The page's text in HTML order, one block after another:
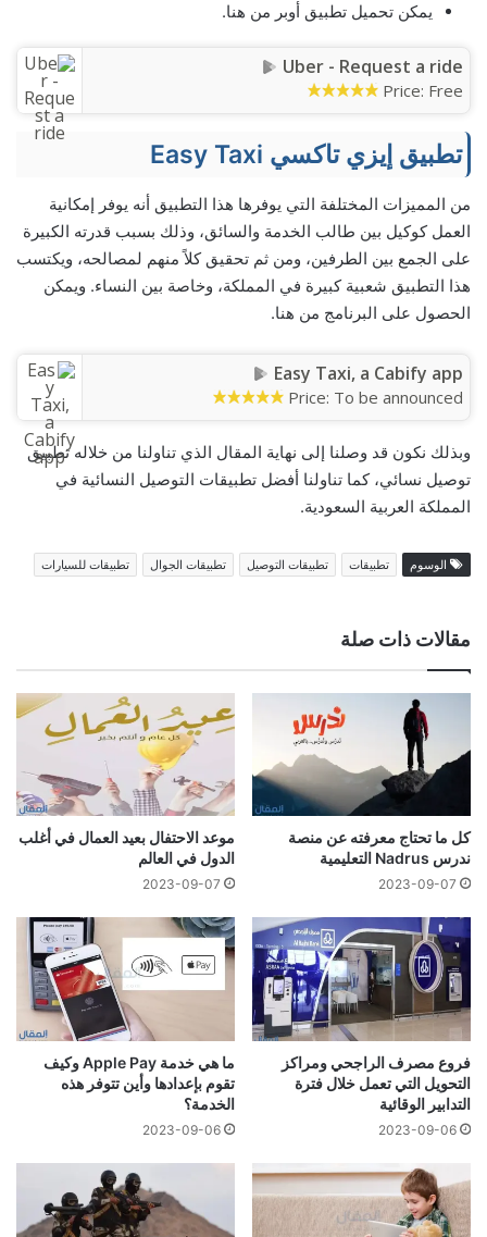
يمكن تحميل تطبيق أوبر من هنا.
Uber - Request a ride
Price: Free
تطبيق إيزي تاكسي Easy Taxi
من المميزات المختلفة التي يوفرها هذا التطبيق أنه يوفر إمكانية
العمل كوكيل بين طالب الخدمة والسائق، وذلك بسبب قدرته الكبيرة
على الجمع بين الطرفين، ومن ثم تحقيق كلاً منهم لمصالحه، ويكتسب
هذا التطبيق شعبية كبيرة في المملكة، وخاصة بين النساء. ويمكن
الحصول على البرنامج من هنا.
Easy Taxi, a Cabify app
Price: To be announced
وبذلك نكون قد وصلنا إلى نهاية المقال الذي تناولنا من خلاله تطبيق
توصيل نسائي، كما تناولنا أفضل تطبيقات التوصيل النسائية في
المملكة العربية السعودية.
الوسوم تطبيقات تطبيقات التوصيل تطبيقات الجوال تطبيقات للسيارات
مقالات ذات صلة
كل ما تحتاج معرفته عن منصة
ندرس Nadrus التعليمية
2023-09-07
موعد الاحتفال بعيد العمال في أغلب
الدول في العالم
2023-09-07
فروع مصرف الراجحي ومراكز
التحويل التي تعمل خلال فترة
التدابير الوقائية‎
2023-09-06
ما هي خدمة Apple Pay وكيف
تقوم بإعدادها وأين تتوفر هذه
الخدمة؟
2023-09-06